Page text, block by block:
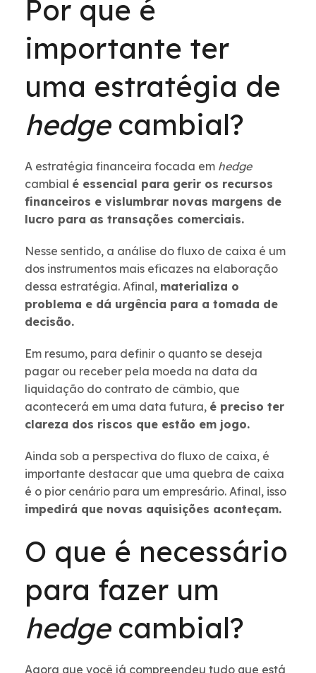
Por que é
importante ter
uma estratégia de
hedge cambial?
A estratégia financeira focada em hedge
cambial é essencial para gerir os recursos
financeiros e vislumbrar novas margens de
lucro para as transações comerciais.
Nesse sentido, a análise do fluxo de caixa é um
dos instrumentos mais eficazes na elaboração
dessa estratégia. Afinal, materializa o
problema e dá urgência para a tomada de
decisão.
Em resumo, para definir o quanto se deseja
pagar ou receber pela moeda na data da
liquidação do contrato de câmbio, que
acontecerá em uma data futura, é preciso ter
clareza dos riscos que estão em jogo.
Ainda sob a perspectiva do fluxo de caixa, é
importante destacar que uma quebra de caixa
é o pior cenário para um empresário. Afinal, isso
impedirá que novas aquisições aconteçam.
O que é necessário
para fazer um
hedge cambial?
Agora que você já compreendeu tudo que está